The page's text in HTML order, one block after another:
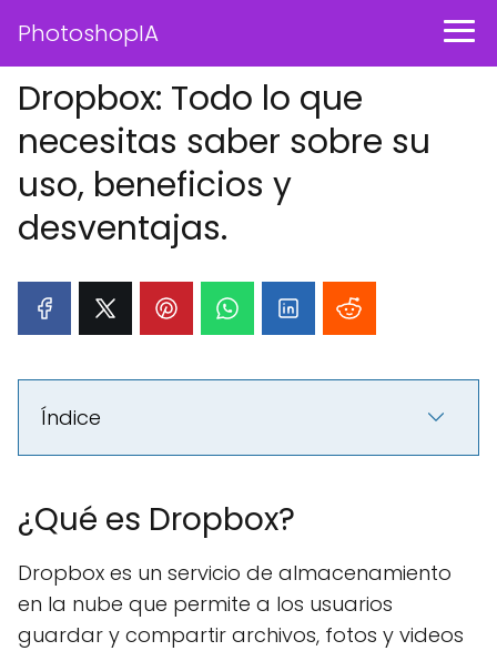
PhotoshopIA
Dropbox: Todo lo que
necesitas saber sobre su
uso, beneficios y
desventajas.
Índice
¿Qué es Dropbox?
Dropbox es un servicio de almacenamiento
en la nube que permite a los usuarios
guardar y compartir archivos, fotos y videos